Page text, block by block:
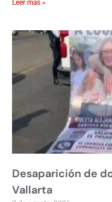
Leer más »
Desaparición de
Vallarta